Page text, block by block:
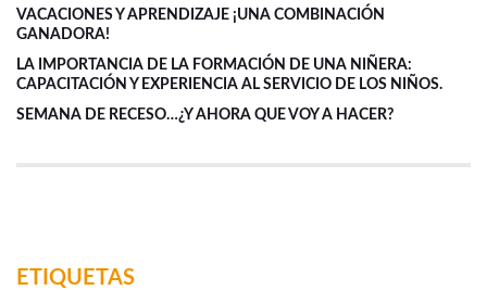
VACACIONES Y APRENDIZAJE ¡UNA COMBINACIÓN
GANADORA!
LA IMPORTANCIA DE LA FORMACIÓN DE UNA NIÑERA:
CAPACITACIÓN Y EXPERIENCIA AL SERVICIO DE LOS NIÑOS.
SEMANA DE RECESO…¿Y AHORA QUE VOY A HACER?
ETIQUETAS